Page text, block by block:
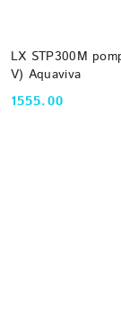
LX STP300M
V) Aquaviva
Cena:
1555.00